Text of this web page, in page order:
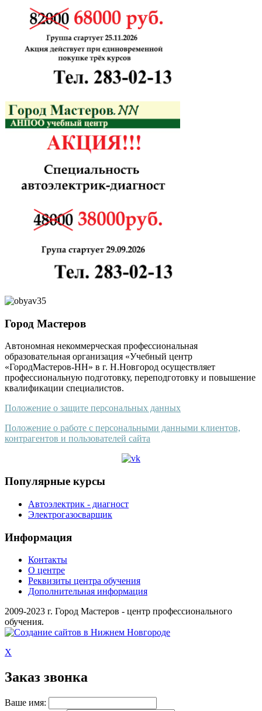
Город Мастеров
Автономная некоммерческая профессиональная
образовательная организация «Учебный центр
«ГородМастеров-НН» в г. Н.Новгород осуществляет
профессиональную подготовку, переподготовку и повышение
квалификации специалистов.
Положение о защите персональных данных
Положение о работе с персональными данными клиентов,
контрагентов и пользователей сайта
Популярные курсы
Автоэлектрик - диагност
Электрогазосварщик
Информация
Контакты
О центре
Реквизиты центра обучения
Дополнительная информация
2009-2023 г. Город Мастеров - центр профессионального
обучения.
X
Заказ звонка
Ваше имя: